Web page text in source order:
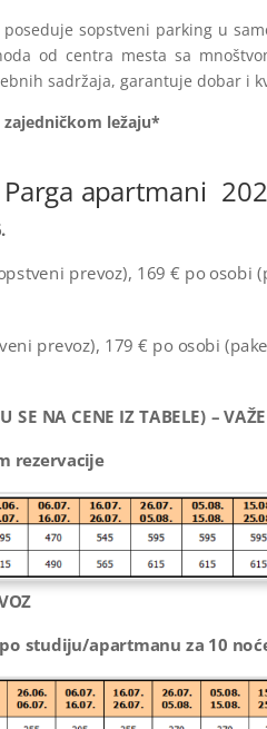
sopstveni parking u
od centra mesta sa
sadržaja, garantuje dobar i
ležaju*
apartmani
prevoz), 169 € po
prevoz), 179 € po osobi
SE NA CENE IZ TABELE) –
rezervacije
studiju/apartmanu za 10